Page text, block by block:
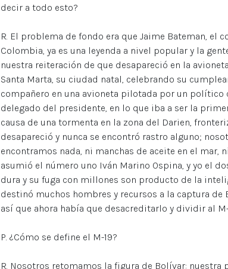
decir a todo esto?
R. El problema de fondo era que Jaime Bateman, el
Colombia, ya es una leyenda a nivel popular y la
nuestra reiteración de que desapareció en la
Santa Marta, su ciudad natal, celebrando su
compañero en una avioneta pilotada por un político
delegado del presidente, en lo que iba a ser la
causa de una tormenta en la zona del Darien,
desapareció y nunca se encontró rastro alguno;
encontramos nada, ni manchas de aceite en el mar,
asumió el número uno Iván Marino Ospina, y yo el
dura y su fuga con millones son producto de la
destinó muchos hombres y recursos a la captura
así que ahora había que desacreditarlo y dividir al M-
P. ¿Cómo se define el M-19?
R. Nosotros retomamos la figura de Bolívar: